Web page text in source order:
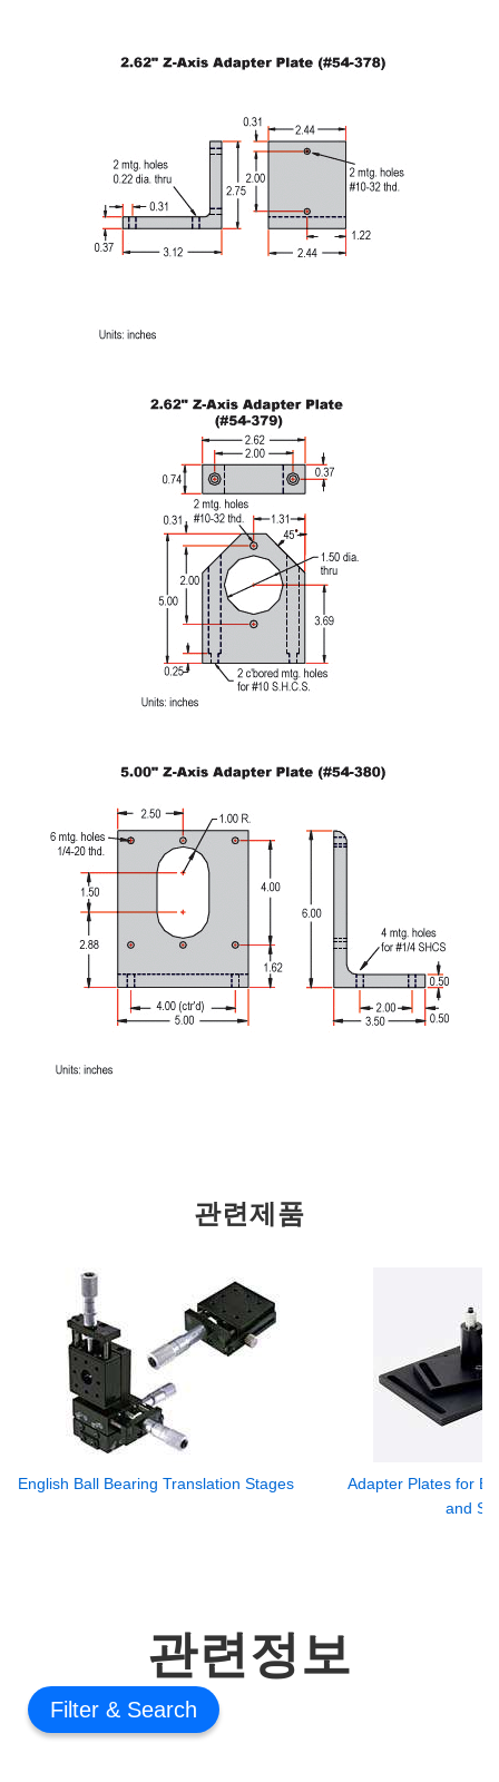
관련제품
English Ball Bearing Translation Stages
Adapter Plates for
and
관련정보
Filter